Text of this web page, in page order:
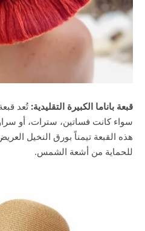
قبعة باناما الكبيرة التقليدية: تُعد
سواء كانت فساتين، سترات، أو
هذه القبعة تيمناً بورق النخيل
للحماية من أشعة الشمس.